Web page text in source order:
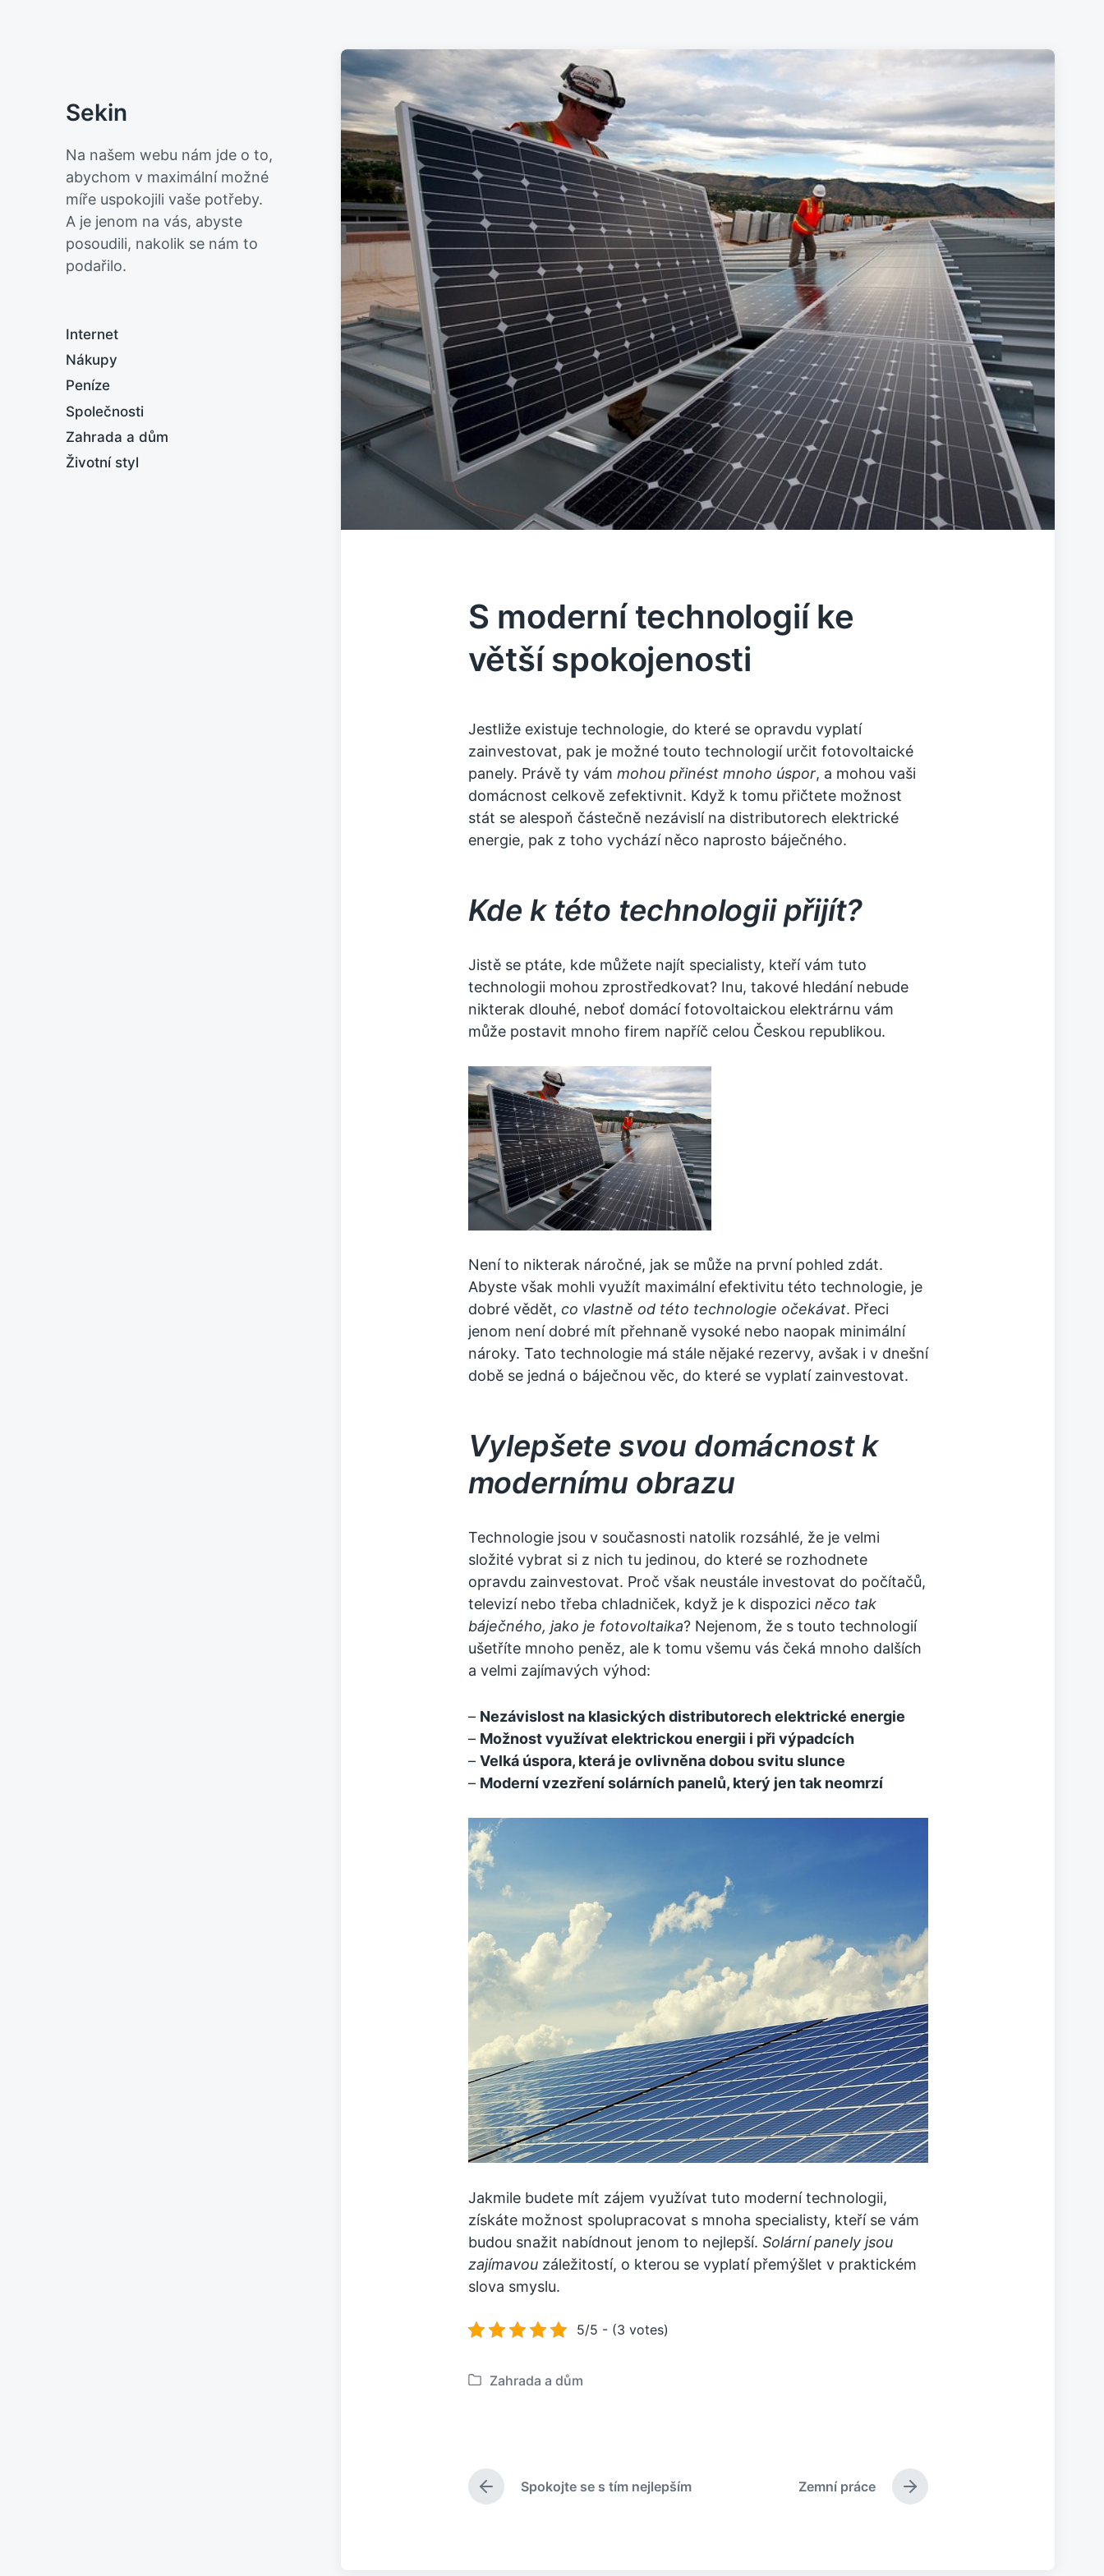
Sekin
Na našem webu nám jde o to,
abychom v maximální možné
míře uspokojili vaše potřeby.
A je jenom na vás, abyste
posoudili, nakolik se nám to
podařilo.
Internet
Nákupy
Peníze
Společnosti
Zahrada a dům
Životní styl
S moderní technologií ke
větší spokojenosti
Jestliže existuje technologie, do které se opravdu vyplatí
zainvestovat, pak je možné touto technologií určit fotovoltaické
panely. Právě ty vám mohou přinést mnoho úspor, a mohou vaši
domácnost celkově zefektivnit. Když k tomu přičtete možnost
stát se alespoň částečně nezávislí na distributorech elektrické
energie, pak z toho vychází něco naprosto báječného.
Kde k této technologii přijít?
Jistě se ptáte, kde můžete najít specialisty, kteří vám tuto
technologii mohou zprostředkovat? Inu, takové hledání nebude
nikterak dlouhé, neboť domácí fotovoltaickou elektrárnu vám
může postavit mnoho firem napříč celou Českou republikou.
Není to nikterak náročné, jak se může na první pohled zdát.
Abyste však mohli využít maximální efektivitu této technologie, je
dobré vědět, co vlastně od této technologie očekávat. Přeci
jenom není dobré mít přehnaně vysoké nebo naopak minimální
nároky. Tato technologie má stále nějaké rezervy, avšak i v dnešní
době se jedná o báječnou věc, do které se vyplatí zainvestovat.
Vylepšete svou domácnost k
modernímu obrazu
Technologie jsou v současnosti natolik rozsáhlé, že je velmi
složité vybrat si z nich tu jedinou, do které se rozhodnete
opravdu zainvestovat. Proč však neustále investovat do počítačů,
televizí nebo třeba chladniček, když je k dispozici něco tak
báječného, jako je fotovoltaika? Nejenom, že s touto technologií
ušetříte mnoho peněz, ale k tomu všemu vás čeká mnoho dalších
a velmi zajímavých výhod:
– Nezávislost na klasických distributorech elektrické energie
– Možnost využívat elektrickou energii i při výpadcích
– Velká úspora, která je ovlivněna dobou svitu slunce
– Moderní vzezření solárních panelů, který jen tak neomrzí
Jakmile budete mít zájem využívat tuto moderní technologii,
získáte možnost spolupracovat s mnoha specialisty, kteří se vám
budou snažit nabídnout jenom to nejlepší. Solární panely jsou
zajímavouzáležitostí, o kterou se vyplatí přemýšlet v praktickém
slova smyslu.
5/5 - (3 votes)
P
k
Zahrada a dům
P
ř
Spokojte se s tím nejlepším
N
á
Zemní práce